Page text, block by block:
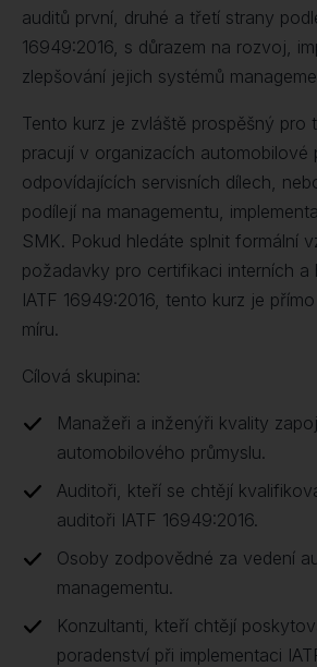
auditů první, druhé a třetí strany
16949:2016, s důrazem na rozvoj,
zlepšování jejich systémů
Tento kurz je zvláště prospěšný pro
pracují v organizacích automobilové
odpovídajících servisních dílech,
podílejí na managementu,
SMK. Pokud hledáte splnit formální
požadavky pro certifikaci interních a
IATF 16949:2016, tento kurz je
míru.
Cílová skupina:
Manažeři a inženýři kvality
automobilového průmyslu.
Auditoři, kteří se chtějí
auditoři IATF 16949:2016.
Osoby zodpovědné za vedení
managementu.
Konzultanti, kteří chtějí
poradenství při implementaci